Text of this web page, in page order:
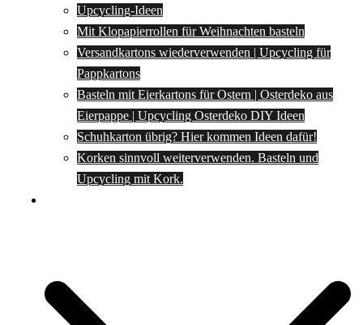
Upcycling-Ideen
Mit Klopapierrollen für Weihnachten basteln
Versandkartons wiederverwenden | Upcycling für
Pappkartons
Basteln mit Eierkartons für Ostern | Osterdeko aus
Eierpappe | Upcycling Osterdeko DIY Ideen
Schuhkarton übrig? Hier kommen Ideen dafür!
Korken sinnvoll weiterverwenden. Basteln und
Upcycling mit Kork.